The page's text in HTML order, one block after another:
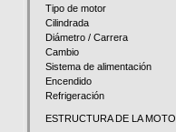
Tipo de motor
Cilindrada
Diámetro / Carrera
Cambio
Sistema de alimentación
Encendido
Refrigeración
ESTRUCTURA DE LA MOTO